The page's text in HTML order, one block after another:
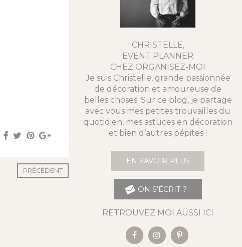
PRÉCÉDENT
CHRISTELLE,
EVENT PLANNER
CHEZ ORGANISEZ-MOI
Je suis Christelle, grande passionnée
de décoration et amoureuse de
belles choses. Sur ce blog, je partage
avec vous mes petites trouvailles du
quotidien, mes astuces en décoration
et bien d’autres pépites !
EN SAVOIR PLUS
ON S'ÉCRIT ?
RETROUVEZ MOI AUSSI ICI